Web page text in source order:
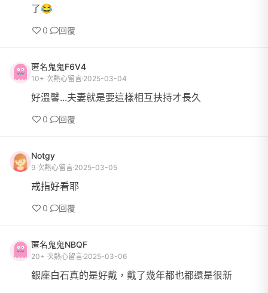
了😂
0 回覆
匿名鬼鬼F6V4
10+ 次熱心留言 2025-03-04
好溫馨...夫妻就是要這樣相互扶持才長久
0 回覆
Notgy
9 次熱心留言 2025-03-05
戒指好看耶
0 回覆
匿名鬼鬼NBQF
20+ 次熱心留言 2025-03-06
銀座白石真的是好戴，戴了幾年都也都還是很新